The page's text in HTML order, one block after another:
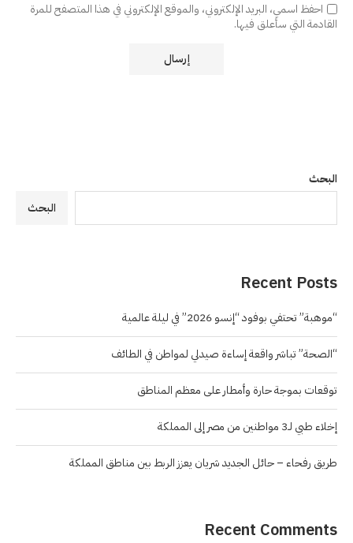
احفظ اسمي، البريد الإلكتروني، والموقع الإلكتروني في هذا المتصفح للمرة
القادمة التي سأعلق فيها.
البحث
البحث
Recent Posts
“موهبة” تحتفي بوفود “إنسو 2026” في ليلة عالمية
“الصحة” تباشر واقعة إساءة صيدلي لمواطن في الطائف
توقعات بموجة حارة وأمطار على معظم المناطق
إخلاء طبي لـ3 مواطنين من مصر إلى المملكة
طريق رفحاء – حائل الجديد شريان يعزز الربط بين مناطق المملكة
Recent Comments